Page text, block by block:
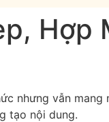
Hợp
nhưng vẫn mang
tạo nội dung.